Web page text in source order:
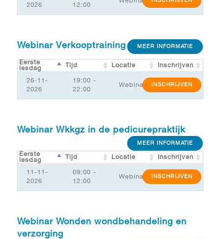
2026
12:00
Webinar Verkooptraining MEER INFORMATIE
Eerste
lesdag
Tijd Locatie Inschrijven
26-11-
2026
19:00 -
22:00
Webinar INSCHRIJVEN
Webinar Wkkgz in de pedicurepraktijk
MEER INFORMATIE
Eerste
lesdag
Tijd Locatie Inschrijven
11-11-
2026
09:00 -
12:00
Webinar INSCHRIJVEN
Webinar Wonden wondbehandeling en
verzorging